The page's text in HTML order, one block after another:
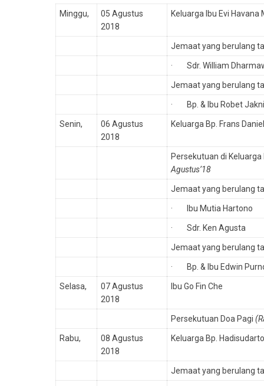
Minggu,
05 Agustus
2018
Keluarga Ibu Evi Havana
Jemaat yang berulang
· Sdr. William
Jemaat yang berulang
· Bp. & Ibu Robet
Senin,
06 Agustus
2018
Keluarga Bp. Frans
Persekutuan di
Agustus’18
Jemaat yang berulang
· Ibu Mutia Hartono
· Sdr. Ken Agusta
Jemaat yang berulang
· Bp. & Ibu Edwin
Selasa,
07 Agustus
2018
Ibu Go Fin Che
Persekutuan Doa Pagi
Rabu,
08 Agustus
2018
Keluarga Bp. Hadisudarto
Jemaat yang berulang